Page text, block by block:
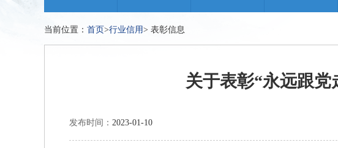
当前位置： 首页>行业信用> 表彰信息
关于表彰“永远跟党
发布时间： 2023-01-10